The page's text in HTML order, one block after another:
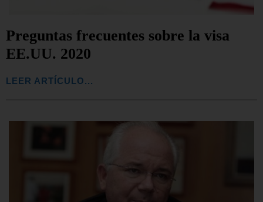
Preguntas frecuentes sobre la visa
EE.UU. 2020
LEER ARTÍCULO...